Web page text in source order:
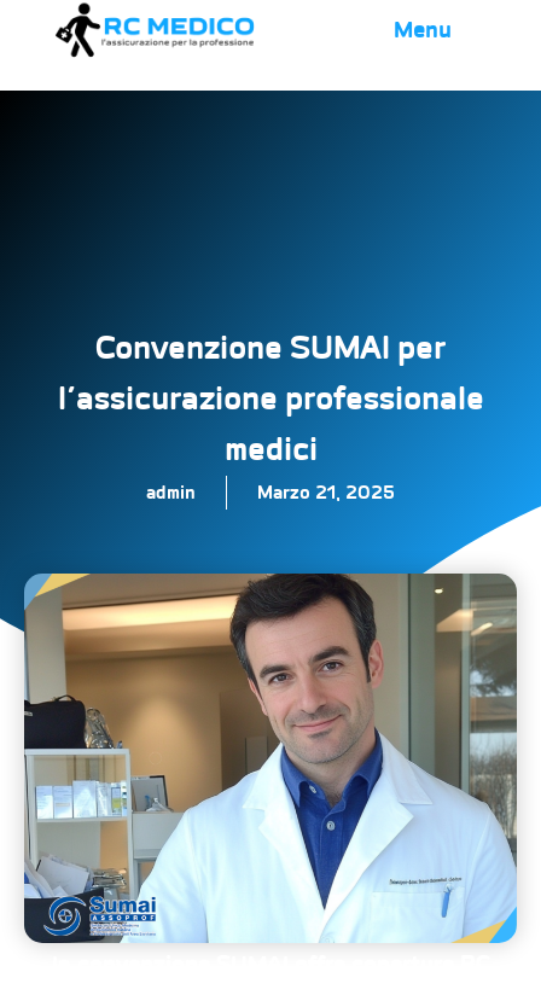
Menu
Convenzione SUMAI per
l’assicurazione professionale
medici
admin Marzo 21, 2025